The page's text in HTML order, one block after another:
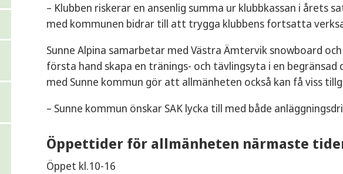
– Klubben riskerar en ansenlig summa ur klubbkassan i årets
med kommunen bidrar till att trygga klubbens fortsatta
Sunne Alpina samarbetar med Västra Ämtervik snowboard
första hand skapa en tränings- och tävlingsyta i en
med Sunne kommun gör att allmänheten också kan få viss
– Sunne kommun önskar SAK lycka till med både
Öppettider för allmänheten närmaste
Öppet kl.10-16